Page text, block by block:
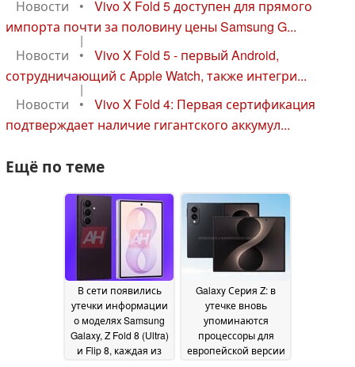
Новости
•
Vivo X Fold 5 доступен для прямого
импорта почти за половину цены Samsung G...
|
Новости
•
Vivo X Fold 5 - первый Android,
сотрудничающий с Apple Watch, также интегри...
|
Новости
•
Vivo X Fold 4: Первая сертификация
подтверждает наличие гигантского аккумул...
Ещё по теме
В сети появились
утечки информации
о моделях Samsung
Galaxy, Z Fold 8 (Ultra)
и Flip 8, каждая из
Galaxy Серия Z: в
утечке вновь
упоминаются
процессоры для
европейской версии